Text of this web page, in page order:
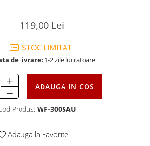
119,00 Lei
STOC LIMITAT
de livrare: 1-2 zile lucratoare
ADAUGA IN COS
Produs: WF-3005AU
Adauga la Favorite